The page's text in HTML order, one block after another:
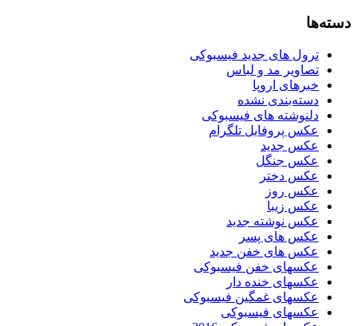
دسته‌ها
ترول های جدید فیسبوکی
تصاویر مد و لباس
خبرهای اروپا
دسته‌بندی نشده
دلنوشته های فیسبوکی
عکس پروفایل تلگرام
عکس جدید
عکس جنگل
عکس دختر
عکس روز
عکس زیبا
عکس نوشته جدید
عکس های پسر
عکس های خفن جدید
عکسهای خفن فیسبوکی
عکسهای خنده دار
عکسهای غمگین فیسبوکی
عکسهای فیسبوکی